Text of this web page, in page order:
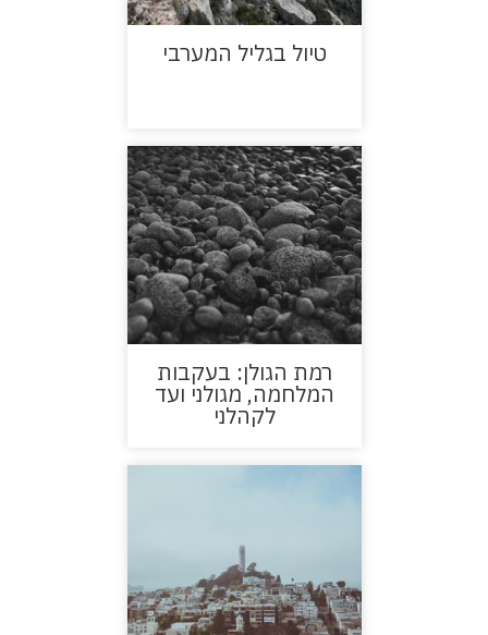
טיול בגליל המערבי
רמת הגולן: בעקבות
המלחמה, מגולני ועד
לקהלני